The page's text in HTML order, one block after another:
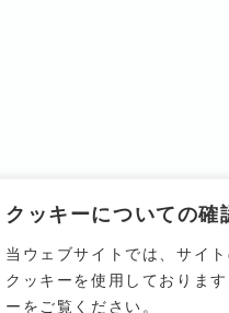
クッキーについての確
当ウェブサイトでは、サイ
クッキーを使用しておりま
ーをご覧ください。